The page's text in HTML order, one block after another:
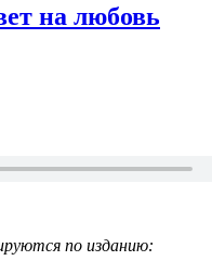
на любовь
по изданию: